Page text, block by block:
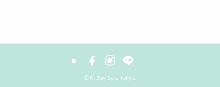
© KI Day Spa Tokyo.